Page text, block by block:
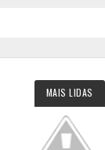
MAIS LIDAS